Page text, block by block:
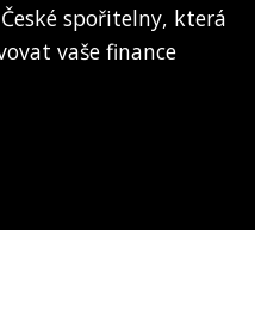
spořitelny, která
vaše finance